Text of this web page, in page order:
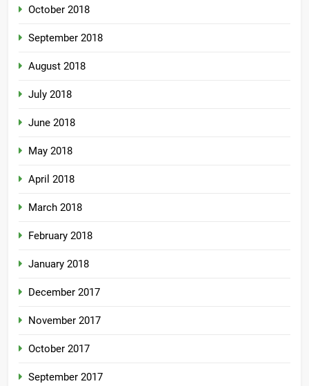
October 2018
September 2018
August 2018
July 2018
June 2018
May 2018
April 2018
March 2018
February 2018
January 2018
December 2017
November 2017
October 2017
September 2017